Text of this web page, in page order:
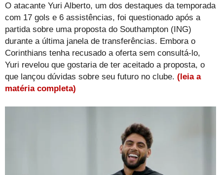
O atacante Yuri Alberto, um dos destaques da temporada
com 17 gols e 6 assistências, foi questionado após a
partida sobre uma proposta do Southampton (ING)
durante a última janela de transferências. Embora o
Corinthians tenha recusado a oferta sem consultá-lo,
Yuri revelou que gostaria de ter aceitado a proposta, o
que lançou dúvidas sobre seu futuro no clube. (leia a
matéria completa)